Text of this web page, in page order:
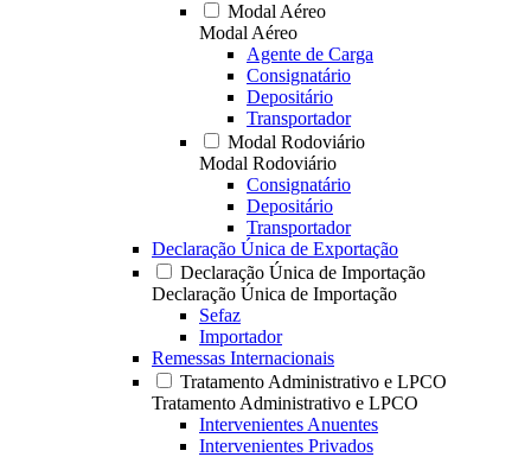
Modal Aéreo
Modal Aéreo
Agente de Carga
Consignatário
Depositário
Transportador
Modal Rodoviário
Modal Rodoviário
Consignatário
Depositário
Transportador
Declaração Única de Exportação
Declaração Única de Importação
Declaração Única de Importação
Sefaz
Importador
Remessas Internacionais
Tratamento Administrativo e LPCO
Tratamento Administrativo e LPCO
Intervenientes Anuentes
Intervenientes Privados